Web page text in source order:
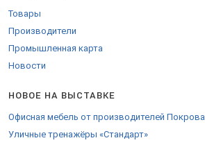
Товары
Производители
Промышленная карта
Новости
НОВОЕ НА ВЫСТАВКЕ
Офисная мебель от производителей Покрова
Уличные тренажёры «Стандарт»